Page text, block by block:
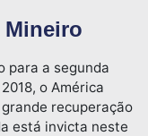
Mineiro
para a segunda
o América
recuperação
está invicta neste